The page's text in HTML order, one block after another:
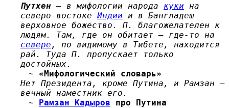
Путхен — в мифологии народа куки на
северо-востоке Индии и в Бангладеш
верховное божество. П. благожелателен к
людям. Там, где он обитает — где-то на
севере , по видимому в Тибете, находится
рай. Туда П. пропускает только
достойных.
~ «Мифологический словарь»
Нет Президента, кроме Путина, и Рамзан —
вечный наместник его.
~ Рамзан Кадыров про Путина